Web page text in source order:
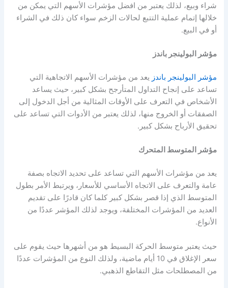
شراء وبيع، لذلك يعتبر من افضل مؤشرات الأسهمالتي يمكن من
خلالها إتمام عملية التتبع لحالات الزخم سواء كان ذلك في الشراء
أو في البيع.
مؤشر البولينجر باندز
مؤشر البولينجر باندزيعد من مؤشرات الأسهمالاتجاهية التي
تساعد على إنجاح التداول المتأرجح بشكل كبير، حيث يساعد
الأشخاص في التعرف على الأوقات المثالية من أجل الدخول إلى
الصفقات أو الخروج منها، لذلك يعتبر من الأدوات التي تساعد على
تحقيق الأرباح بشكل كبير.
مؤشر المتوسط المتحرك
يعد من مؤشرات الأسهمالتي تساعد على تحديد الاتجاه بصفة
عامة والتعرف على الاتجاه الأساسي للأسعار، ويرتبط الأمر بطول
المتوسط الذي إذا قصر بشكل كبير كلما كان قادرًا على تقديم
العديد من المؤشرات المختلفة، ويوجد لذلك المؤشر عددًا من
الأنواع.
حيث يعتبر متوسط الحركة البسيط هو من أشهرها حيث يقوم على
سعر الإغلاق في 10 أيام ماضية، ولذلك النوع من المؤشرات عددًا
من المصطلحات مثل التقاطع الذهبي.